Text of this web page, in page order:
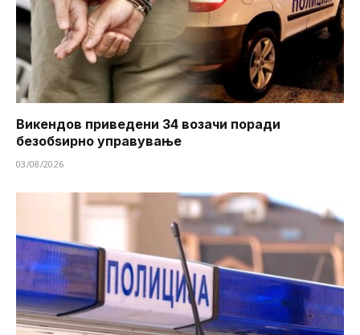
Викендов приведени 34 возачи поради
безобѕирно управување
03/08/2026